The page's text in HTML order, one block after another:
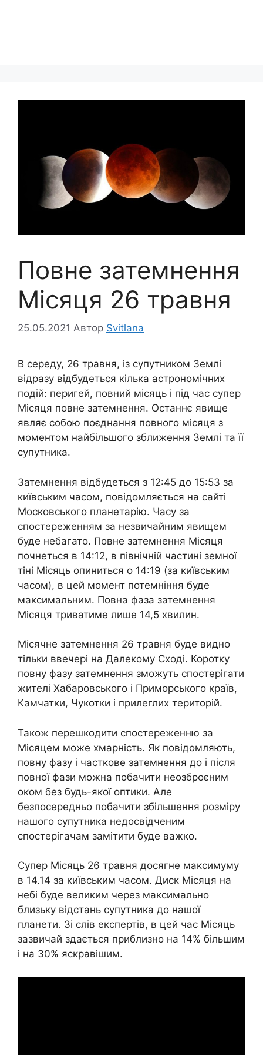
Повне затемнення
Місяця 26 травня
25.05.2021 Автор Svitlana
В середу, 26 травня, із супутником Землі
відразу відбудеться кілька астрономічних
подій: перигей, повний місяць і під час супер
Місяця повне затемнення. Останнє явище
являє собою поєднання повного місяця з
моментом найбільшого зближення Землі та її
супутника.
Затемнення відбудеться з 12:45 до 15:53 ​​за
київським часом, повідомляється на сайті
Московського планетарію. Часу за
спостереженням за незвичайним явищем
буде небагато. Повне затемнення Місяця
почнеться в 14:12, в північній частині земної
тіні Місяць опиниться о 14:19 (за київським
часом), в цей момент потемніння буде
максимальним. Повна фаза затемнення
Місяця триватиме лише 14,5 хвилин.
Місячне затемнення 26 травня буде видно
тільки ввечері на Далекому Сході. Коротку
повну фазу затемнення зможуть спостерігати
жителі Хабаровського і Приморського країв,
Камчатки, Чукотки і прилеглих територій.
Також перешкодити спостереженню за
Місяцем може хмарність. Як повідомляють,
повну фазу і часткове затемнення до і після
повної фази можна побачити неозброєним
оком без будь-якої оптики. Але
безпосередньо побачити збільшення розміру
нашого супутника недосвідченим
спостерігачам замітити буде важко.
Супер Місяць 26 травня досягне максимуму
в 14.14 за київським часом. Диск Місяця на
небі буде великим через максимально
близьку відстань супутника до нашої
планети. Зі слів експертів, в цей час Місяць
зазвичай здається приблизно на 14% більшим
і на 30% яскравішим.